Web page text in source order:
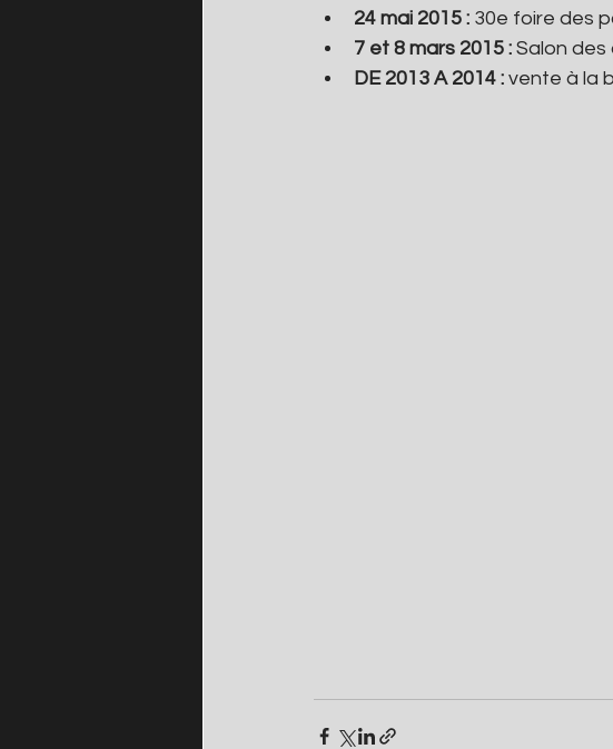
24 mai 2015 : 30e foire des
7 et 8 mars 2015 : Salon des
DE 2013 A 2014 : vente à la